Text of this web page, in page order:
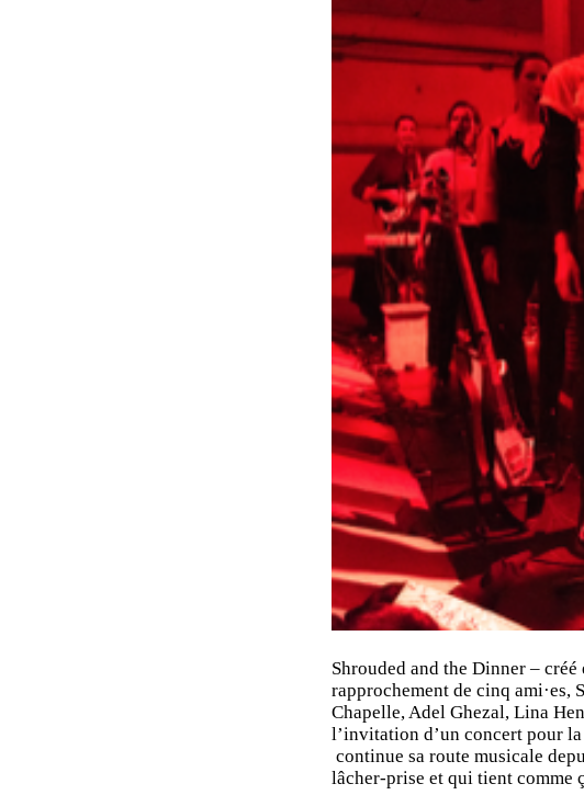
Shrouded and the Dinner – créé
rapprochement de cinq ami·es,
Chapelle, Adel Ghezal, Lina
l’invitation d’un concert pour
continue sa route musicale
lâcher-prise et qui tient comme